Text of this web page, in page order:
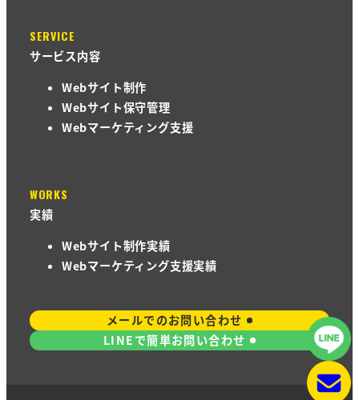
SERVICE
サービス内容
Webサイト制作
Webサイト保守管理
Webマーケティング支援
WORKS
実績
Webサイト制作実績
Webマーケティング支援実績
メールでのお問い合わせ
LINEで簡単お問い合わせ